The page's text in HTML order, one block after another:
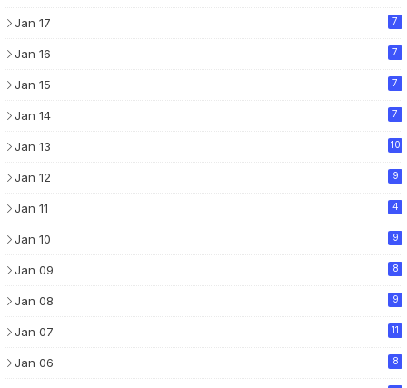
Jan 17 7
Jan 16 7
Jan 15 7
Jan 14 7
Jan 13 10
Jan 12 9
Jan 11 4
Jan 10 9
Jan 09 8
Jan 08 9
Jan 07 11
Jan 06 8